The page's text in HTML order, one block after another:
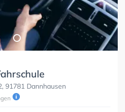
91781 Dannhausen